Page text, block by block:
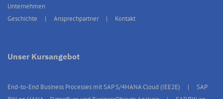
Unternehmen
Geschichte
Ansprechpartner Kontakt
Unser Kursangebot
End-to-End Business Processes mit SAP S/4HANA Cloud (IEE2E)
SAP